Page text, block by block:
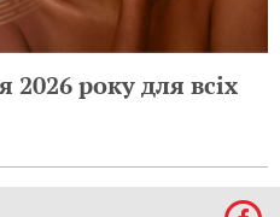
2026 року для всіх